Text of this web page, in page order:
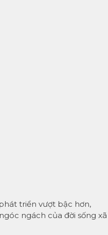
triển vượt bậc hơn,
ngách của đời sống xã